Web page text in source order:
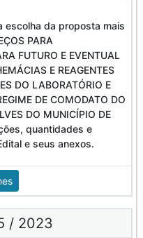
escolha da proposta mais
PARA
FUTURO E EVENTUAL
E REAGENTES
DO LABORATÓRIO E
DE COMODATO DO
DO MUNICÍPIO DE
quantidades e
e seus anexos.
/ 2023